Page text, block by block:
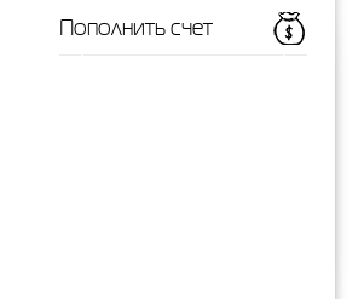
Пополнить счет